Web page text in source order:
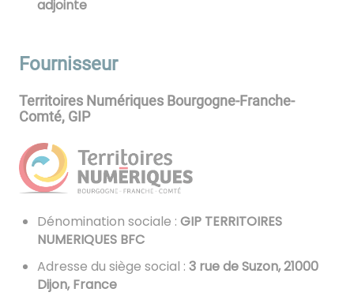
adjointe
Fournisseur
Territoires Numériques Bourgogne-Franche-
Comté, GIP
Dénomination sociale :GIP TERRITOIRES
NUMERIQUES BFC
Adresse du siège social :3 rue de Suzon, 21000
Dijon, France